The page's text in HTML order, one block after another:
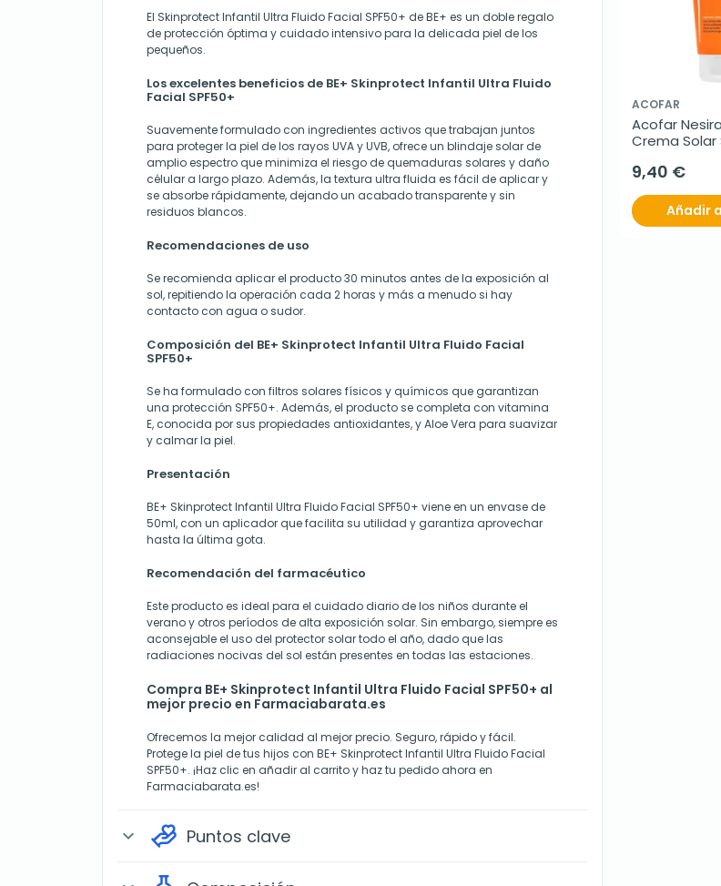
El Skinprotect Infantil Ultra Fluido Facial SPF50+ de BE+ es un doble regalo
de protección óptima y cuidado intensivo para la delicada piel de los
pequeños.
Los excelentes beneficios de BE+ Skinprotect Infantil Ultra Fluido
Facial SPF50+
Suavemente formulado con ingredientes activos que trabajan juntos
para proteger la piel de los rayos UVA y UVB, ofrece un blindaje solar de
amplio espectro que minimiza el riesgo de quemaduras solares y daño
célular a largo plazo. Además, la textura ultra fluida es fácil de aplicar y
se absorbe rápidamente, dejando un acabado transparente y sin
residuos blancos.
Recomendaciones de uso
Se recomienda aplicar el producto 30 minutos antes de la exposición al
sol, repitiendo la operación cada 2 horas y más a menudo si hay
contacto con agua o sudor.
Composición del BE+ Skinprotect Infantil Ultra Fluido Facial
SPF50+
Se ha formulado con filtros solares físicos y químicos que garantizan
una protección SPF50+. Además, el producto se completa con vitamina
E, conocida por sus propiedades antioxidantes, y Aloe Vera para suavizar
y calmar la piel.
Presentación
BE+ Skinprotect Infantil Ultra Fluido Facial SPF50+ viene en un envase de
50ml, con un aplicador que facilita su utilidad y garantiza aprovechar
hasta la última gota.
Recomendación del farmacéutico
Este producto es ideal para el cuidado diario de los niños durante el
verano y otros períodos de alta exposición solar. Sin embargo, siempre es
aconsejable el uso del protector solar todo el año, dado que las
radiaciones nocivas del sol están presentes en todas las estaciones.
Compra BE+ Skinprotect Infantil Ultra Fluido Facial SPF50+ al
mejor precio en Farmaciabarata.es
Ofrecemos la mejor calidad al mejor precio. Seguro, rápido y fácil.
Protege la piel de tus hijos con BE+ Skinprotect Infantil Ultra Fluido Facial
SPF50+. ¡Haz clic en añadir al carrito y haz tu pedido ahora en
Farmaciabarata.es!
expand_more Puntos clave
ACOFAR
Acofar
Crema Solar
9,40 €
Añadir